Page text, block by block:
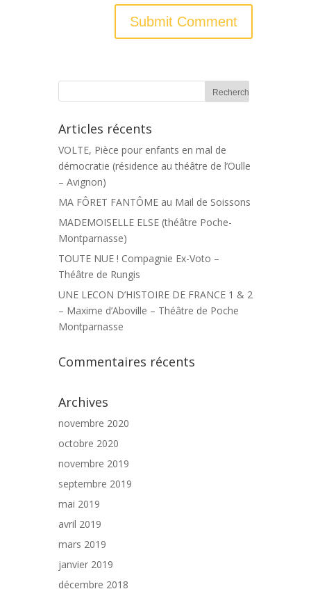
Articles récents
VOLTE, Pièce pour enfants en mal de
démocratie (résidence au théâtre de l’Oulle
– Avignon)
MA FÔRET FANTÔME au Mail de Soissons
MADEMOISELLE ELSE (théâtre Poche-
Montparnasse)
TOUTE NUE ! Compagnie Ex-Voto –
Théâtre de Rungis
UNE LECON D’HISTOIRE DE FRANCE 1 & 2
– Maxime d’Aboville – Théâtre de Poche
Montparnasse
Commentaires récents
Archives
novembre 2020
octobre 2020
novembre 2019
septembre 2019
mai 2019
avril 2019
mars 2019
janvier 2019
décembre 2018